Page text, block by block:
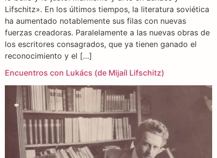
Lifschitz». En los últimos tiempos, la literatura soviética
ha aumentado notablemente sus filas con nuevas
fuerzas creadoras. Paralelamente a las nuevas obras de
los escritores consagrados, que ya tienen ganado el
reconocimiento y el […]
Encuentros con Lukács (de Mijaíl Lifschitz)